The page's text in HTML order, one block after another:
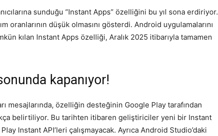
sunduğu “Instant Apps” özelliğini bu yıl sona erdiriyor.
oranlarının düşük olmasını gösterdi. Android uygulamalarını
kılan Instant Apps özelliği, Aralık 2025 itibarıyla tamamen
kapanıyor!
mesajlarında, özelliğin desteğinin Google Play tarafından
belirtiliyor. Bu tarihten itibaren geliştiriciler yeni bir Instant
Instant API’leri çalışmayacak. Ayrıca Android Studio’daki